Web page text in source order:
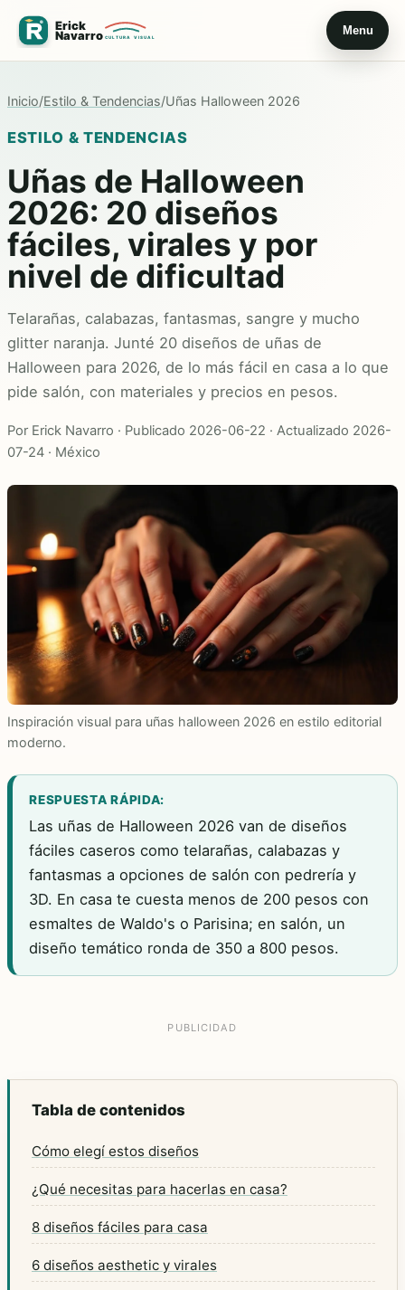
Menu
Inicio/Estilo & Tendencias/Uñas Halloween 2026
ESTILO & TENDENCIAS
Uñas de Halloween
2026: 20 diseños
fáciles, virales y por
nivel de dificultad
Telarañas, calabazas, fantasmas, sangre y mucho
glitter naranja. Junté 20 diseños de uñas de
Halloween para 2026, de lo más fácil en casa a lo que
pide salón, con materiales y precios en pesos.
Por Erick Navarro · Publicado 2026-06-22 · Actualizado 2026-
07-24 · México
Inspiración visual para uñas halloween 2026 en estilo editorial
moderno.
RESPUESTA RÁPIDA:
Las uñas de Halloween 2026 van de diseños
fáciles caseros como telarañas, calabazas y
fantasmas a opciones de salón con pedrería y
3D. En casa te cuesta menos de 200 pesos con
esmaltes de Waldo's o Parisina; en salón, un
diseño temático ronda de 350 a 800 pesos.
Tabla de contenidos
Cómo elegí estos diseños
¿Qué necesitas para hacerlas en casa?
8 diseños fáciles para casa
6 diseños aesthetic y virales